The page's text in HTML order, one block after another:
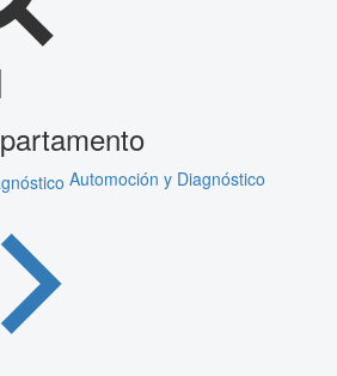
Automoción y Diagnóstico